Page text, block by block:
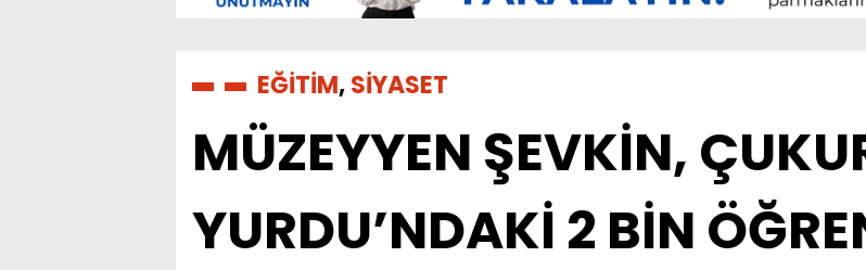
EĞİTİM,SİYASET
MÜZEYYEN ŞEVKİN,
YURDU’NDAKİ 2 BİN